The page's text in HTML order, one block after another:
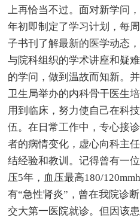
上再恰当不过。面对新学问
年初即制定了学习计划，每
子书刊了解最新的医学动态
与院科组织的学术讲座和疑
的学问，做到温故而知新。
卫生局举办的内科骨干医生
用到临床，努力使自己在科
伍。在日常工作中，专心接
者的病情变化，虚心向科主
结经验和教训。记得曾有一
压5年，血压最高180/
有“急性肾炎”，曾在我院诊
交大第一医院就诊。但因该